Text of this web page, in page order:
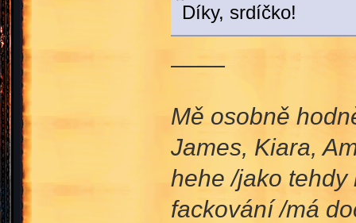
Díky, srdíčko!
Mě osobně
James, Kiara,
hehe /jako
fackování /má